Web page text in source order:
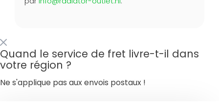
Quand le service de fret livre-t-il dans
votre région ?
Ne s'applique pas aux envois postaux !